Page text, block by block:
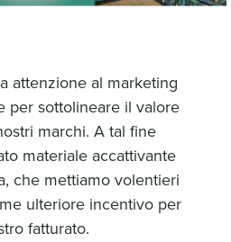
attenzione al marketing
per sottolineare il valore
marchi. A tal fine
materiale accattivante
che mettiamo volentieri
ulteriore incentivo per
fatturato.